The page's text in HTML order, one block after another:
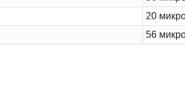
20
56